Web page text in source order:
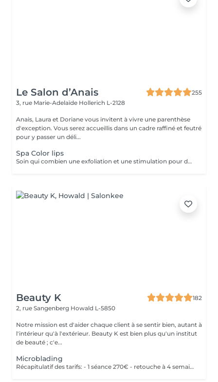
Le Salon d’Anais
255
3, rue Marie-Adelaïde Hollerich L-2128
Anais, Laura et Doriane vous invitent à vivre une parenthèse
d'exception. Vous serez accueillis dans un cadre raffiné et feutré
pour y passer un déli...
Spa Color lips
Soin qui combien une exfoliation et une stimulation pour des lèvres douces et hydratées durant 10 jours. Plus souvent connu sous le non de Henna Lips, cette technique hydrate et pigmente les lèvres SANS utilisation d'aiguilles. Des lèvres traités, douces, lisses et repulpés sans douleur avec un effet Lip Sticks longue durée (de 12 à 72h). Avec un bon entretien survient une pigmentation progressive pour des lèvres gourmandes dès le réveil.
Beauty K
182
2, rue Sangenberg Howald L-5850
Notre mission est d'aider chaque client à se sentir bien, autant à
l'intérieur qu'à l'extérieur. Beauty K est bien plus qu'un institut
de beauté ; c'e...
Microblading
Récapitulatif des tarifs: - 1 séance 270€ - retouche à 4 semaines 50€ - retouche à 1 an 150€ - retouche 2 ans 200€